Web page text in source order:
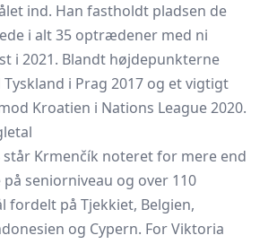
ind. Han fastholdt pladsen de
i alt 35 optrædener med ni
i 2021. Blandt højdepunkterne
i Prag 2017 og et vigtigt
Kroatien i Nations League 2020.
står Krmenčík noteret for mere end
seniorniveau og over 110
fordelt på Tjekkiet, Belgien,
og Cypern. For Viktoria